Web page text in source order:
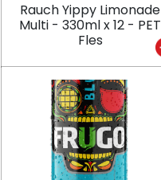
Rauch Yippy Limonade
Multi - 330ml x 12 - PET
Fles